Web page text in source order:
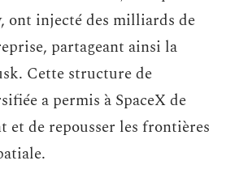
ont injecté des milliards de
partageant ainsi la
Cette structure de
a permis à SpaceX de
et de repousser les frontières